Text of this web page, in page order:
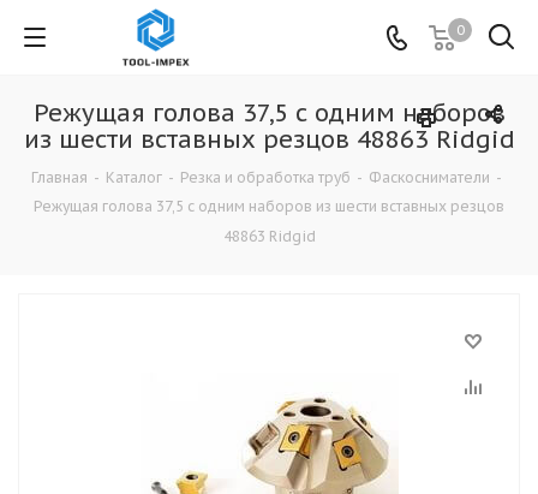
0
Режущая голова 37,5 с одним наборов
из шести вставных резцов 48863 Ridgid
Главная - Каталог - Резка и обработка труб - Фаскосниматели -
Режущая голова 37,5 с одним наборов из шести вставных резцов
48863 Ridgid